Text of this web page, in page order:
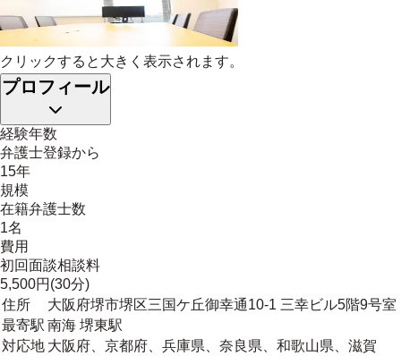
クリックすると大きく表示されます。
プロフィール
経験年数
弁護士登録から
15年
規模
在籍弁護士数
1名
費用
初回面談相談料
5,500円(30分)
住所
大阪府堺市堺区三国ケ丘御幸通10-1 三幸ビル5階9号室
最寄駅 南海 堺東駅
対応地 大阪府、京都府、兵庫県、奈良県、和歌山県、滋賀